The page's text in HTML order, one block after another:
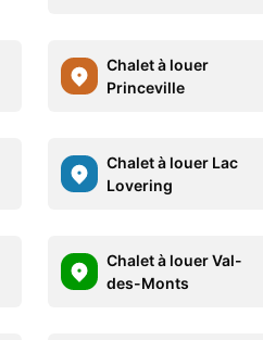
Chalet à louer
Princeville
Chalet à louer Lac
Lovering
Chalet à louer Val-
des-Monts